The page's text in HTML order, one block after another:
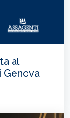
al
Genova